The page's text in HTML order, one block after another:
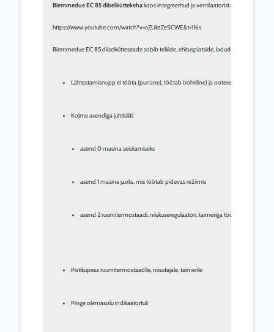
Biemmedue EC 85 diiselküttekeha koos integreeritud ja ventilaatorist eraldatud
https://www.youtube.com/watch?v=aZUkzZeSCWE&t=116s
Lähtestamisnupp ei tööta (punane), töötab (roheline) ja ooterežiimis (oranž)
asend 0 masina seiskamiseks
asend 1 masina jaoks, mis töötab pidevas režiimis
asend 2 ruumitermostaadi, niiskuseregulaatori, taimeriga töötava masina
Pistikupesa ruumitermostaadile, niisutajale, taimerile
Pinge olemasolu indikaatortuli